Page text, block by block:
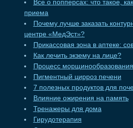
Все о попперсах: что такое,
приема
Почему лучше заказать
центре «МедЭст»?
Прикассовая зона в аптеке:
Как лечить экзему на лице?
Процесс
Пигментный цирроз печени
7 полезных продуктов для
Влияние ожирения на память
Тренажеры для дома
Гирудотерапия